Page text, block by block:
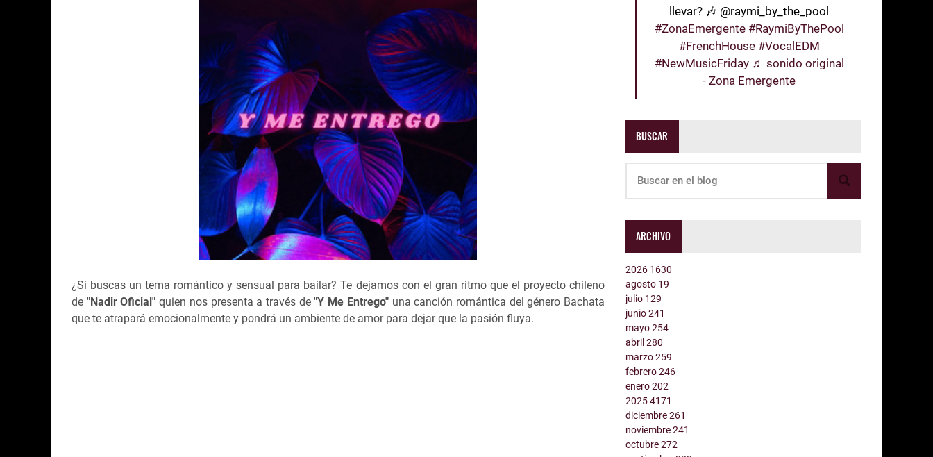
¿Si buscas un tema romántico y sensual para bailar? Te dejamos con el gran ritmo que el proyecto chileno
de "Nadir Oficial"quien nos presenta a través de"Y Me Entrego" una canción romántica del género Bachata
que te atrapará emocionalmente y pondrá un ambiente de amor para dejar que la pasión fluya.
llevar? 🎶 @raymi_by_the_pool
#ZonaEmergente #RaymiByThePool
#FrenchHouse #VocalEDM
#NewMusicFriday ♬ sonido original
- Zona Emergente
BUSCAR
ARCHIVO
2026 1630
agosto 19
julio 129
junio241
mayo254
abril280
marzo259
febrero246
enero202
20254171
diciembre261
noviembre241
octubre272